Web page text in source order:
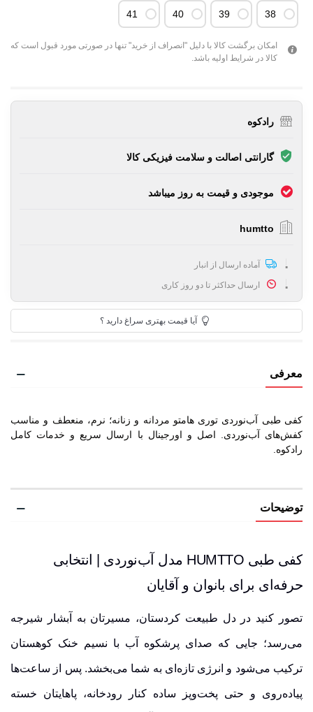
38
39
40
41
امکان برگشت کالا با دلیل "انصراف از خرید" تنها در صورتی مورد قبول است که
کالا در شرایط اولیه باشد.
رادکوه
گارانتی اصالت و سلامت فیزیکی کالا
موجودی و قیمت به روز میباشد
humtto
آماده ارسال از انبار
ارسال حداکثر تا دو روز کاری
آیا قیمت بهتری سراغ دارید ؟
معرفی
کفی طبی آب‌نوردی توری هامتو مردانه و زنانه؛ نرم، منعطف و مناسب
کفش‌های آب‌نوردی. اصل و اورجینال با ارسال سریع و خدمات کامل
رادکوه.
توضیحات
کفی طبی HUMTTO مدل آب‌نوردی | انتخابی
حرفه‌ای برای بانوان و آقایان
تصور کنید در دل طبیعت کردستان، مسیرتان به آبشار شیرجه
می‌رسد؛ جایی که صدای پرشکوه آب با نسیم خنک کوهستان
ترکیب می‌شود و انرژی تازه‌ای به شما می‌بخشد. پس از ساعت‌ها
پیاده‌روی و حتی پخت‌وپز ساده کنار رودخانه، پاهایتان خسته